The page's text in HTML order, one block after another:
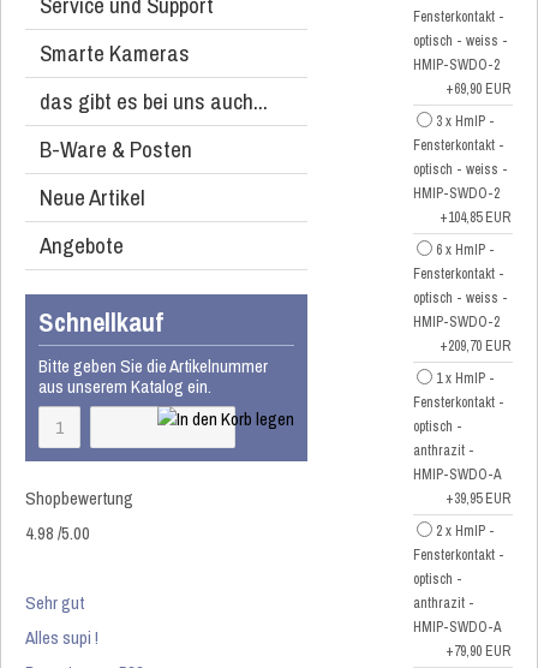
Smarte Kameras
das gibt es bei uns auch...
B-Ware & Posten
Neue Artikel
Angebote
Schnellkauf
Bitte geben Sie die Artikelnummer
aus unserem Katalog ein.
Shopbewertung
4.98/5.00
Sehr gut
Alles supi !
Fensterkontakt -
optisch - weiss -
HMIP-SWDO-2
+69,90 EUR
3 x HmIP -
Fensterkontakt -
optisch - weiss -
HMIP-SWDO-2
+104,85 EUR
6 x HmIP -
Fensterkontakt -
optisch - weiss -
HMIP-SWDO-2
+209,70 EUR
1 x HmIP -
Fensterkontakt -
optisch -
anthrazit -
HMIP-SWDO-A
+39,95 EUR
2 x HmIP -
Fensterkontakt -
optisch -
anthrazit -
HMIP-SWDO-A
+79,90 EUR